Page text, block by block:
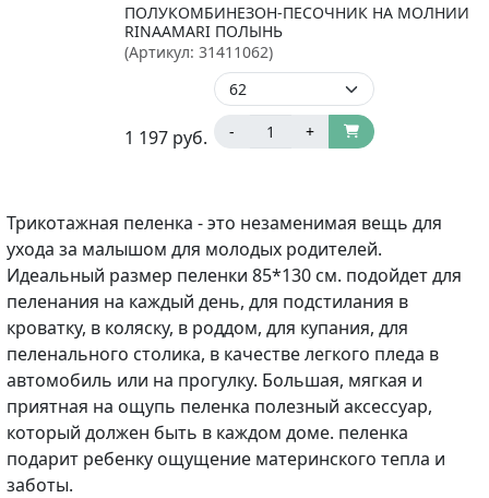
ПОЛУКОМБИНЕЗОН-ПЕСОЧНИК НА МОЛНИИ
RINAAMARI ПОЛЫНЬ
(Артикул: 31411062)
1 197 руб. - +
Трикотажная пеленка - это незаменимая вещь для
ухода за малышом для молодых родителей.
Идеальный размер пеленки 85*130 см. подойдет для
пеленания на каждый день, для подстилания в
кроватку, в коляску, в роддом, для купания, для
пеленального столика, в качестве легкого пледа в
автомобиль или на прогулку. Большая, мягкая и
приятная на ощупь пеленка полезный аксессуар,
который должен быть в каждом доме. пеленка
подарит ребенку ощущение материнского тепла и
заботы.